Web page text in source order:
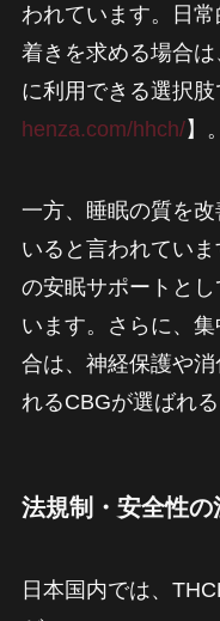
われています。日
着きを求める場合は
に利用できる選択肢
henza.com/hhch/】。
一方、睡眠の質を
いると言われてい
の安眠サポートと
います。さらに、
合は、神経保護や
れるCBGが選ばれ
法規制・安全性の
日本国内では、